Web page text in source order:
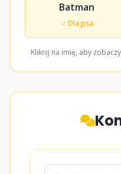
Batman
♂ Dla psa
Kliknij na imię, aby